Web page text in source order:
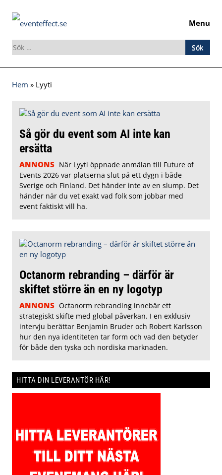
Menu
Sök
efter:
Skip
Hem » Lyyti
Så gör du event som AI inte kan
ersätta
ANNONS När Lyyti öppnade anmälan till Future of
Events 2026 var platserna slut på ett dygn i både
Sverige och Finland. Det händer inte av en slump. Det
händer när du vet exakt vad folk som jobbar med
event faktiskt vill ha.
Octanorm rebranding – därför är
skiftet större än en ny logotyp
ANNONS Octanorm rebranding innebär ett
strategiskt skifte med global påverkan. I en exklusiv
intervju berättar Benjamin Bruder och Robert Karlsson
hur den nya identiteten tar form och vad den betyder
för både den tyska och nordiska marknaden.
HITTA DIN LEVERANTÖR HÄR!